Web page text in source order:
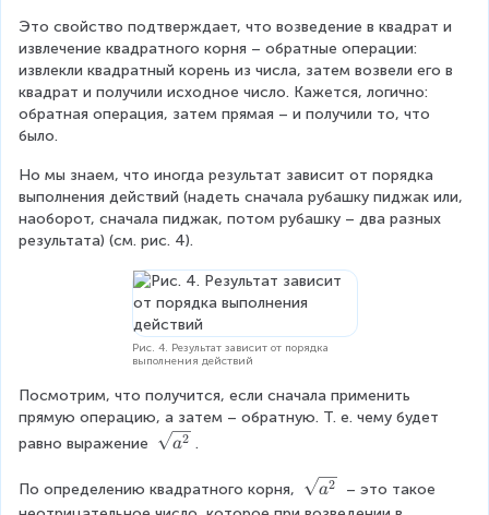
o
l
d
{
(
q
r
t
a
}
)
^
{
}
=
Это свойство подтверждает, что возведение в квадрат и
извлечение квадратного корня – обратные операции:
извлекли квадратный корень из числа, затем возвели его в
квадрат и получили исходное число. Кажется, логично:
обратная операция, затем прямая – и получили то, что
было.
Но мы знаем, что иногда результат зависит от порядка
выполнения действий (надеть сначала рубашку пиджак или,
наоборот, сначала пиджак, потом рубашку – два разных
результата) (см. рис. 4).
Рис. 4. Результат зависит от порядка
выполнения действий
Посмотрим, что получится, если сначала применить
прямую операцию, а затем – обратную. Т. е. чему будет
равно выражение \
q
r
a2 .
По определению квадратного корня, \
s
a2
– это такое